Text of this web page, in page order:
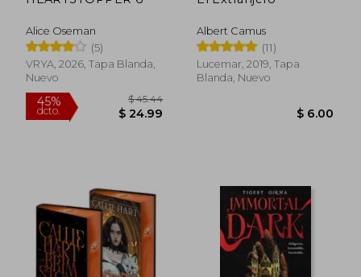
Alice Oseman
(5)
VRYA, 2026, Tapa Blanda,
Nuevo
45%
dcto.
$ 45.44
$ 24.99
Albert Camus
(11)
Lucemar, 2019, Tapa
Blanda, Nuevo